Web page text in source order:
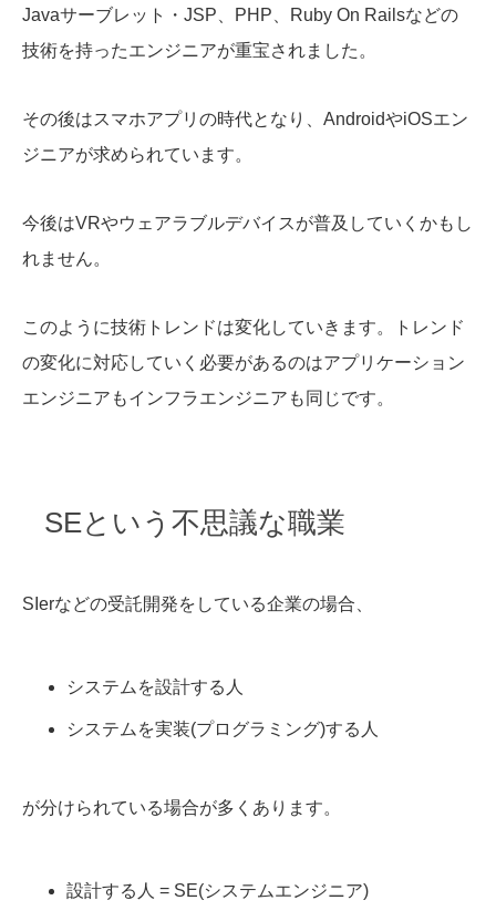
Javaサーブレット・JSP、PHP、Ruby On Railsなどの
技術を持ったエンジニアが重宝されました。
その後はスマホアプリの時代となり、AndroidやiOSエン
ジニアが求められています。
今後はVRやウェアラブルデバイスが普及していくかもし
れません。
このように技術トレンドは変化していきます。トレンド
の変化に対応していく必要があるのはアプリケーション
エンジニアもインフラエンジニアも同じです。
SEという不思議な職業
SIerなどの受託開発をしている企業の場合、
システムを設計する人
システムを実装(プログラミング)する人
が分けられている場合が多くあります。
設計する人 = SE(システムエンジニア)